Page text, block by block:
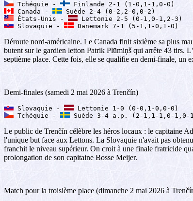
Tchéquie -
Canada -
États-Unis -
Slovaquie -
Danemark 7-1 (5-1,1-0,1-0)
Déroute nord-américaine. Le Canada finit sixième sa plus
butent sur le gardien letton Patrik Plūmiņš qui arrête 43 tirs.
septième place. Cette fois, elle se qualifie en demi-finale, un
Demi-finales (samedi 2 mai 2026 à Trenčín)
Slovaquie -
Tchéquie -
Suède 3-4 a.p. (2-1,1-1,0-1,0-
Le public de Trenčín célèbre les héros locaux : le capitaine
l'unique but face aux Lettons. La Slovaquie n'avait pas
franchit le niveau supérieur. On croit à une finale fratricide
prolongation de son capitaine Bosse Meijer.
Match pour la troisième place (dimanche 2 mai 2026 à